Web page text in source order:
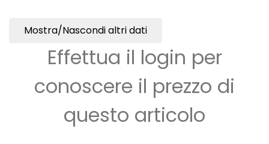
Mostra/Nascondi altri dati
Effettua il login per
conoscere il prezzo di
questo articolo